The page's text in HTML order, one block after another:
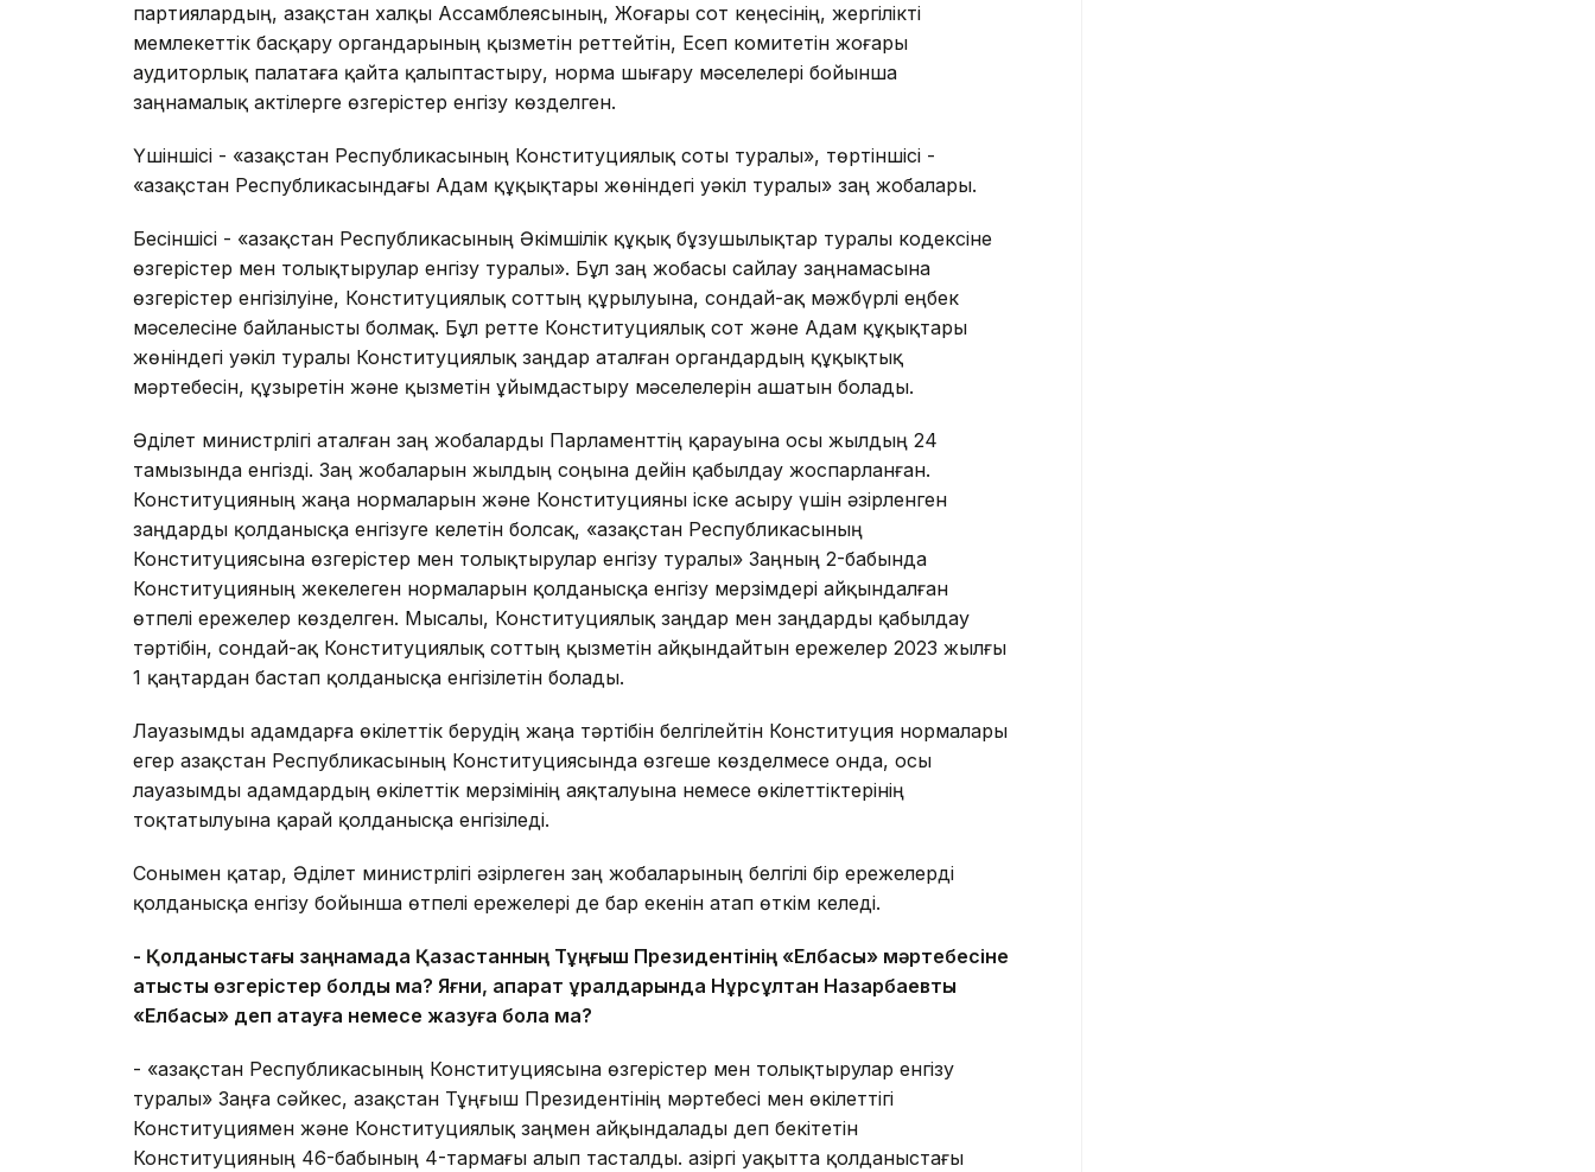
партиялардың, Қазақстан халқы Ассамблеясының, Жоғары сот кеңесінің, жергілікті
мемлекеттік басқару органдарының қызметін реттейтін, Есеп комитетін жоғары
аудиторлық палатаға қайта қалыптастыру, норма шығару мәселелері бойынша
заңнамалық актілерге өзгерістер енгізу көзделген.
Үшіншісі - «Қазақстан Республикасының Конституциялық соты туралы», төртіншісі -
«Қазақстан Республикасындағы Адам құқықтары жөніндегі уәкіл туралы» заң жобалары.
Бесіншісі - «Қазақстан Республикасының Әкімшілік құқық бұзушылықтар туралы кодексіне
өзгерістер мен толықтырулар енгізу туралы». Бұл заң жобасы сайлау заңнамасына
өзгерістер енгізілуіне, Конституциялық соттың құрылуына, сондай-ақ мәжбүрлі еңбек
мәселесіне байланысты болмақ. Бұл ретте Конституциялық сот және Адам құқықтары
жөніндегі уәкіл туралы Конституциялық заңдар аталған органдардың құқықтық
мәртебесін, құзыретін және қызметін ұйымдастыру мәселелерін ашатын болады.
Әділет министрлігі аталған заң жобаларды Парламенттің қарауына осы жылдың 24
тамызында енгізді. Заң жобаларын жылдың соңына дейін қабылдау жоспарланған.
Конституцияның жаңа нормаларын және Конституцияны іске асыру үшін әзірленген
заңдарды қолданысқа енгізуге келетін болсақ, «Қазақстан Республикасының
Конституциясына өзгерістер мен толықтырулар енгізу туралы» Заңның 2-бабында
Конституцияның жекелеген нормаларын қолданысқа енгізу мерзімдері айқындалған
өтпелі ережелер көзделген. Мысалы, Конституциялық заңдар мен заңдарды қабылдау
тәртібін, сондай-ақ Конституциялық соттың қызметін айқындайтын ережелер 2023 жылғы
1 қаңтардан бастап қолданысқа енгізілетін болады.
Лауазымды адамдарға өкілеттік берудің жаңа тәртібін белгілейтін Конституция нормалары
егер Қазақстан Республикасының Конституциясында өзгеше көзделмесе онда, осы
лауазымды адамдардың өкілеттік мерзімінің аяқталуына немесе өкілеттіктерінің
тоқтатылуына қарай қолданысқа енгізіледі.
Сонымен қатар, Әділет министрлігі әзірлеген заң жобаларының белгілі бір ережелерді
қолданысқа енгізу бойынша өтпелі ережелері де бар екенін атап өткім келеді.
- Қолданыстағы заңнамада Қазақстанның Тұңғыш Президентінің «Елбасы» мәртебесіне
қатысты өзгерістер болды ма? Яғни, ақпарат құралдарында Нұрсұлтан Назарбаевты
«Елбасы» деп атауға немесе жазуға бола ма?
- «Қазақстан Республикасының Конституциясына өзгерістер мен толықтырулар енгізу
туралы» Заңға сәйкес, Қазақстан Тұңғыш Президентінің мәртебесі мен өкілеттігі
Конституциямен және Конституциялық заңмен айқындалады деп бекітетін
Конституцияның 46-бабының 4-тармағы алып тасталды. Қазіргі уақытта қолданыстағы